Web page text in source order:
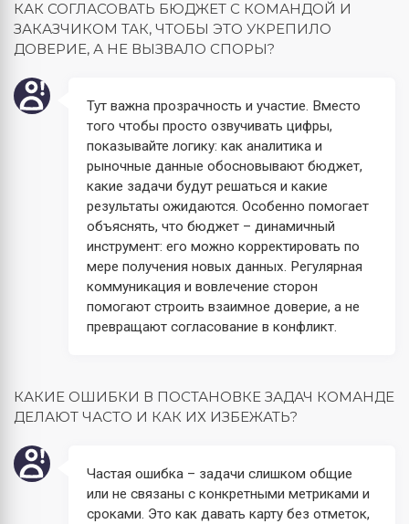
КАК СОГЛАСОВАТЬ БЮДЖЕТ С КОМАНДОЙ И
ЗАКАЗЧИКОМ ТАК, ЧТОБЫ ЭТО УКРЕПИЛО
ДОВЕРИЕ, А НЕ ВЫЗВАЛО СПОРЫ?
Тут важна прозрачность и участие. Вместо
того чтобы просто озвучивать цифры,
показывайте логику: как аналитика и
рыночные данные обосновывают бюджет,
какие задачи будут решаться и какие
результаты ожидаются. Особенно помогает
объяснять, что бюджет – динамичный
инструмент: его можно корректировать по
мере получения новых данных. Регулярная
коммуникация и вовлечение сторон
помогают строить взаимное доверие, а не
превращают согласование в конфликт.
КАКИЕ ОШИБКИ В ПОСТАНОВКЕ ЗАДАЧ КОМАНДЕ
ДЕЛАЮТ ЧАСТО И КАК ИХ ИЗБЕЖАТЬ?
Частая ошибка – задачи слишком общие
или не связаны с конкретными метриками и
сроками. Это как давать карту без отметок,